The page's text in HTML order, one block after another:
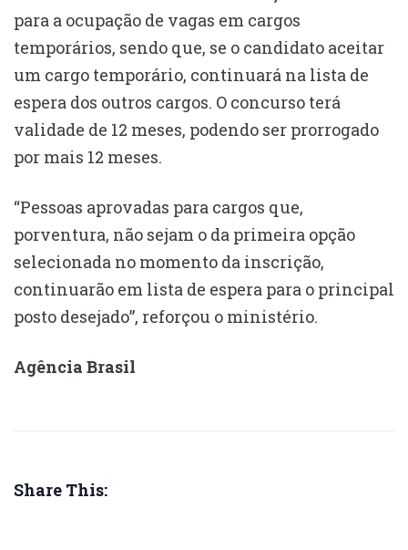
para a ocupação de vagas em cargos
temporários, sendo que, se o candidato aceitar
um cargo temporário, continuará na lista de
espera dos outros cargos. O concurso terá
validade de 12 meses, podendo ser prorrogado
por mais 12 meses.
“Pessoas aprovadas para cargos que,
porventura, não sejam o da primeira opção
selecionada no momento da inscrição,
continuarão em lista de espera para o principal
posto desejado”, reforçou o ministério.
Agência Brasil
Share This: